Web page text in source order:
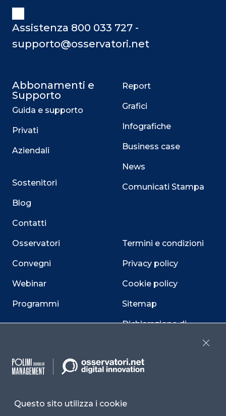
Assistenza 800 033 727 -
supporto@osservatori.net
Abbonamenti e
Supporto
Guida e supporto
Privati
Aziendali
Sostenitori
Blog
Contatti
Osservatori
Convegni
Webinar
Programmi
Report
Grafici
Infografiche
Business case
News
Comunicati Stampa
Termini e condizioni
Privacy policy
Cookie policy
Sitemap
Dichiarazione di
Cookie Center
Facebook
Questo sito utilizza i cookie